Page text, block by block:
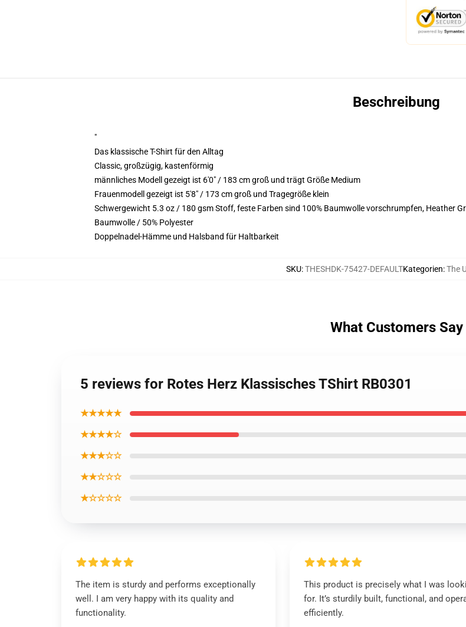
Beschreibung
"
Das klassische T-Shirt für den Alltag
Classic, großzügig, kastenförmig
männliches Modell gezeigt ist 6'0" / 183 cm groß und trägt Größe Medium
Frauenmodell gezeigt ist 5'8" / 173 cm groß und Tragegröße klein
Schwergewicht 5.3 oz / 180 gsm Stoff, feste Farben sind 100% Baumwolle vorschrumpfen, Heather
Baumwolle / 50% Polyester
Doppelnadel-Hämme und Halsband für Haltbarkeit
SKU:THESHDK-75427-DEFAULTKategorien:The
What Customers Say
5 reviews for Rotes Herz Klassisches TShirt RB0301
★★★★★
★★★★☆
★★★☆☆
★★☆☆☆
★☆☆☆☆
The item is sturdy and performs exceptionally
well. I am very happy with its quality and
functionality.
This product is precisely what I was
for. It’s sturdily built, functional, and
efficiently.